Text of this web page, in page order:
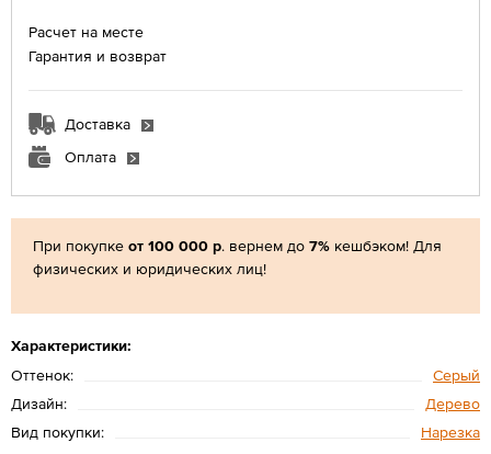
При покупке от 100 000 р. вернем до 7% кешбэком! Для
физических и юридических лиц!
Характеристики:
Оттенок:
Серый
Дизайн:
Дерево
Вид покупки:
Нарезка
Расчет на месте
Гарантия и возврат
Доставка
Оплата